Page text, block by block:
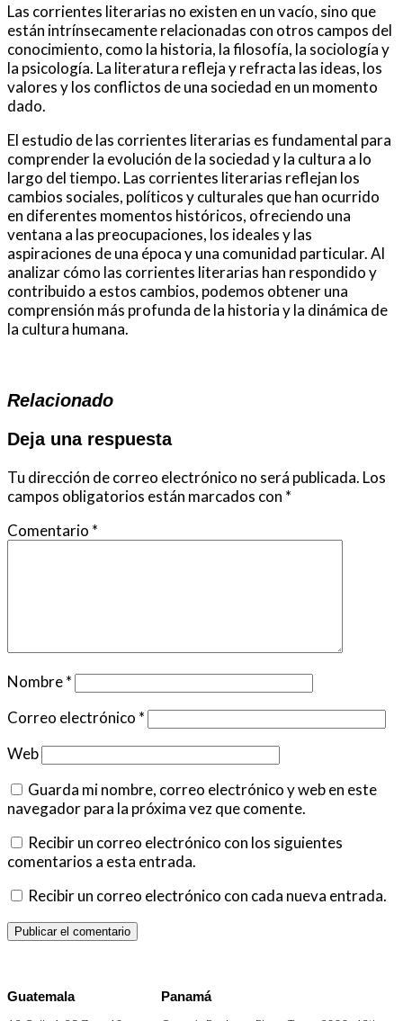
Las corrientes literarias no existen en un vacío, sino que
están intrínsecamente relacionadas con otros campos del
conocimiento, como la historia, la filosofía, la sociología y
la psicología. La literatura refleja y refracta las ideas, los
valores y los conflictos de una sociedad en un momento
dado.
El estudio de las corrientes literarias es fundamental para
comprender la evolución de la sociedad y la cultura a lo
largo del tiempo. Las corrientes literarias reflejan los
cambios sociales, políticos y culturales que han ocurrido
en diferentes momentos históricos, ofreciendo una
ventana a las preocupaciones, los ideales y las
aspiraciones de una época y una comunidad particular. Al
analizar cómo las corrientes literarias han respondido y
contribuido a estos cambios, podemos obtener una
comprensión más profunda de la historia y la dinámica de
la cultura humana.
Relacionado
Deja una respuesta
Tu dirección de correo electrónico no será publicada. Los
campos obligatorios están marcados con *
Comentario *
Nombre*
Correo electrónico *
Web
Guarda mi nombre, correo electrónico y web en este
navegador para la próxima vez que comente.
Recibir un correo electrónico con los siguientes
comentarios a esta entrada.
Recibir un correo electrónico con cada nueva entrada.
Guatemala Panamá